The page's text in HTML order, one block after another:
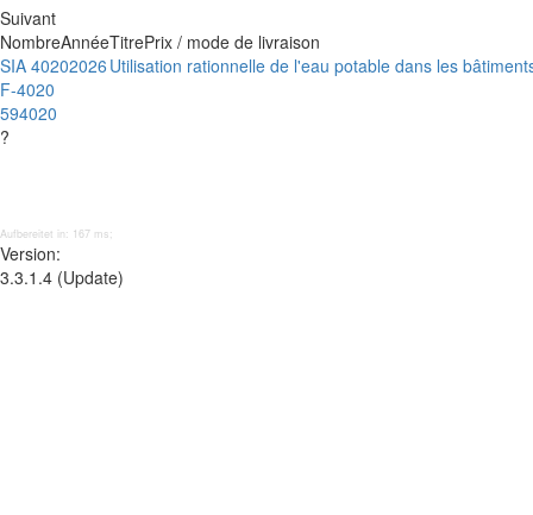
Suivant
NombreAnnéeTitrePrix / mode de livraison
SIA 4020
F-4020
594020
?
2026 Utilisation rationnelle de l'eau potable dans les
Aufbereitet in: 167 ms;
Version:
3.3.1.4 (Update)